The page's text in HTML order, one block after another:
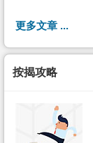
更多文章 ...
按揭攻略